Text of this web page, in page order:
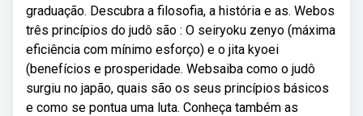
graduação. Descubra a filosofia, a história e as. Webos
três princípios do judô são : O seiryoku zenyo (máxima
eficiência com mínimo esforço) e o jita kyoei
(benefícios e prosperidade. Websaiba como o judô
surgiu no japão, quais são os seus princípios básicos
e como se pontua uma luta. Conheça também as